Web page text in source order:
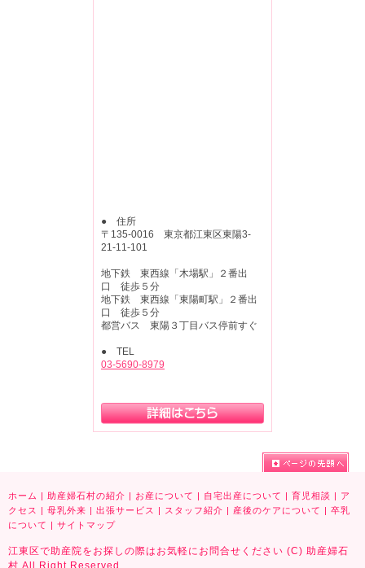
● 住所
〒135-0016 東京都江東区東陽3-
21-11-101
地下鉄 東西線「木場駅」２番出
口 徒歩５分
地下鉄 東西線「東陽町駅」２番出
口 徒歩５分
都営バス 東陽３丁目バス停前すぐ
● TEL
03-5690-8979
ホーム | 助産婦石村の紹介 | お産について | 自宅出産について | 育児相談 | ア
クセス
| 母乳外来 | 出張サービス | スタッフ紹介 | 産後のケアについて | 卒乳
について | サイトマップ
江東区で助産院をお探しの際はお気軽にお問合せください (C) 助産婦石
村 All Right Reserved.